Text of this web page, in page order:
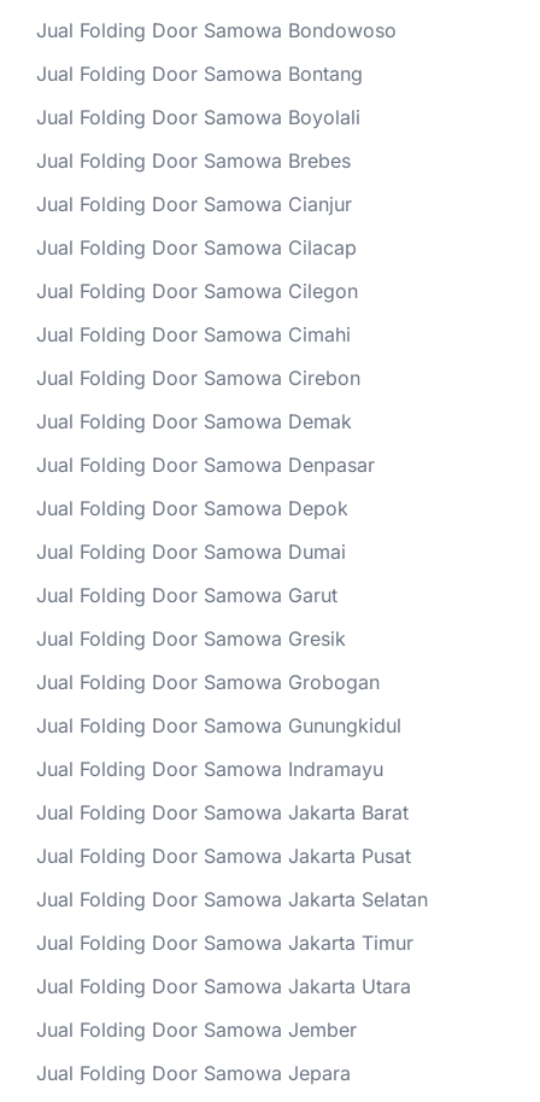
Jual Folding Door Samowa Bondowoso
Jual Folding Door Samowa Bontang
Jual Folding Door Samowa Boyolali
Jual Folding Door Samowa Brebes
Jual Folding Door Samowa Cianjur
Jual Folding Door Samowa Cilacap
Jual Folding Door Samowa Cilegon
Jual Folding Door Samowa Cimahi
Jual Folding Door Samowa Cirebon
Jual Folding Door Samowa Demak
Jual Folding Door Samowa Denpasar
Jual Folding Door Samowa Depok
Jual Folding Door Samowa Dumai
Jual Folding Door Samowa Garut
Jual Folding Door Samowa Gresik
Jual Folding Door Samowa Grobogan
Jual Folding Door Samowa Gunungkidul
Jual Folding Door Samowa Indramayu
Jual Folding Door Samowa Jakarta Barat
Jual Folding Door Samowa Jakarta Pusat
Jual Folding Door Samowa Jakarta Selatan
Jual Folding Door Samowa Jakarta Timur
Jual Folding Door Samowa Jakarta Utara
Jual Folding Door Samowa Jember
Jual Folding Door Samowa Jepara